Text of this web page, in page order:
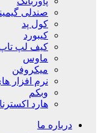
صندلی
کول پد
کیبورد
کیف لپ
ماوس
میکروفن
نرم افزار
وبکم
هارد
درباره ما